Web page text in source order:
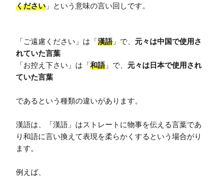
ください 」という意味の言い回しです。
「ご遠慮ください」は「漢語」で、 元々は中国で使用さ
れていた言葉
「お控え下さい」は「和語」で、 元々は日本で使用され
ていた言葉
であるという種類の違いがあります。
漢語は、「漢語」はストレートに物事を伝える言葉であ
り和語に言い換えて表現を柔らかくするという場合がり
ます。
例えば、